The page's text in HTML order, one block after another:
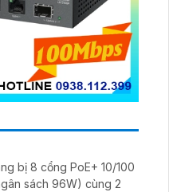
bị 8 cổng PoE+ 10/100
sách 96W) cùng 2